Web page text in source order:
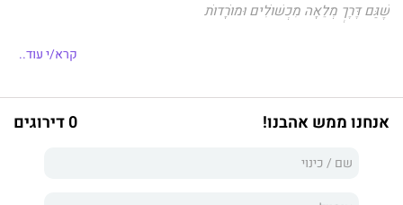
שֶׁגַּם דֶּרֶךְ מְלֵאָה מִכְשׁוֹלִים וּמוֹרָדוֹת
זיגי הוא זחל קטן עם חלום גדול - לטעום אבטיח.
אל מקשת האבטיחים הנמצאת מעבר לכביש סואן.
קרא/י עוד..
אנחנו ממש אהבנו! 0 דירוגים